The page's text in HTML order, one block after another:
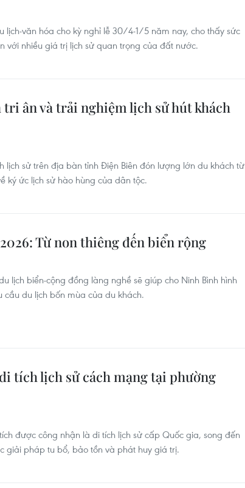
lịch-văn hóa cho kỳ nghỉ lễ 30/4-1/5 năm nay, cho thấy sức
với nhiều giá trị lịch sử quan trọng của đất nước.
ân và trải nghiệm lịch sử hút khách
sử trên địa bàn tỉnh Điện Biên đón lượng lớn du khách từ
ký ức lịch sử hào hùng của dân tộc.
Từ non thiêng đến biển rộng
lịch biển-cộng đồng làng nghề sẽ giúp cho Ninh Bình hình
du lịch bốn mùa của du khách.
tích lịch sử cách mạng tại phường
được công nhận là di tích lịch sử cấp Quốc gia, song đến
giải pháp tu bổ, bảo tồn và phát huy giá trị.